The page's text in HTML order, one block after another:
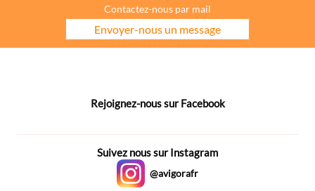
Contactez-nous par mail
Envoyer-nous un message
Rejoignez-nous sur Facebook
Suivez nous sur Instagram
@avigorafr